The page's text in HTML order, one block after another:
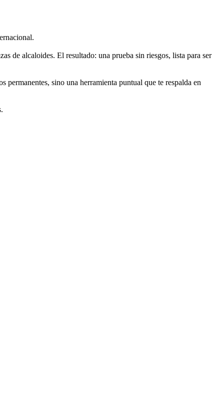
de alcaloides. El resultado: una prueba sin riesgos, lista para ser
permanentes, sino una herramienta puntual que te respalda en